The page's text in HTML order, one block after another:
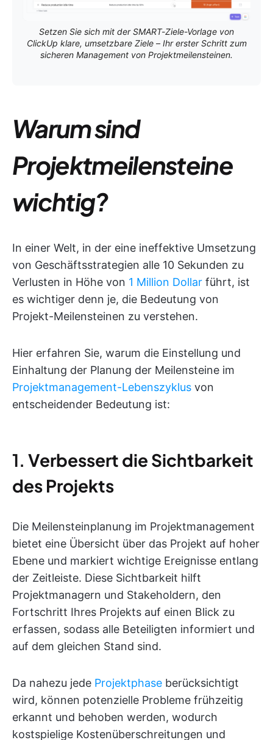
Setzen Sie sich mit der SMART-Ziele-Vorlage von
ClickUp klare, umsetzbare Ziele – Ihr erster Schritt zum
sicheren Management von Projektmeilensteinen.
Warum sind
Projektmeilensteine
wichtig?
In einer Welt, in der eine ineffektive Umsetzung
von Geschäftsstrategien alle 10 Sekunden zu
Verlusten in Höhe von 1 Million Dollar führt, ist
es wichtiger denn je, die Bedeutung von
Projekt-Meilensteinen zu verstehen.
Hier erfahren Sie, warum die Einstellung und
Einhaltung der Planung der Meilensteine im
Projektmanagement-Lebenszyklus von
entscheidender Bedeutung ist:
1. Verbessert die Sichtbarkeit
des Projekts
Die Meilensteinplanung im Projektmanagement
bietet eine Übersicht über das Projekt auf hoher
Ebene und markiert wichtige Ereignisse entlang
der Zeitleiste. Diese Sichtbarkeit hilft
Projektmanagern und Stakeholdern, den
Fortschritt Ihres Projekts auf einen Blick zu
erfassen, sodass alle Beteiligten informiert und
auf dem gleichen Stand sind.
Da nahezu jede Projektphase berücksichtigt
wird, können potenzielle Probleme frühzeitig
erkannt und behoben werden, wodurch
kostspielige Kostenüberschreitungen und